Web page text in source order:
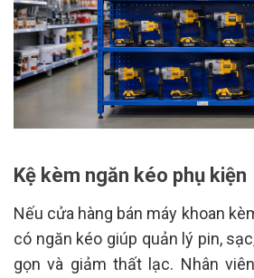
Kệ kèm ngăn kéo phụ kiện
Nếu cửa hàng bán máy khoan
có ngăn kéo giúp quản lý pin,
gọn và giảm thất lạc. Nhân